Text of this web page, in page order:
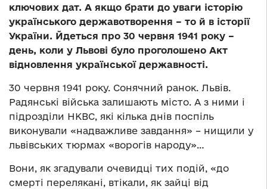
ключових дат. А якщо брати до уваги історію
українського державотворення – то й в історії
України. Йдеться про 30 червня 1941 року –
день, коли у Львові було проголошено Акт
відновлення української державності.
30 червня 1941 року. Сонячний ранок. Львів.
Радянські війська залишають місто. А з ними і
підрозділи НКВС, які кілька днів поспіль
виконували «надважливе завдання» – нищили у
львівських тюрмах «ворогів народу»…
Вони, як згадували очевидці тих подій, «до
смерті перелякані, втікали, як зайці від